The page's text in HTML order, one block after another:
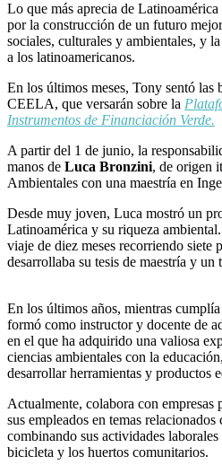
Lo que más aprecia de
por la construcción de un futuro
sociales, culturales y ambientales, y
a los latinoamericanos.
En los últimos meses, Tony sentó las
CEELA, que versarán sobre la
Instrumentos de Financiación Verde.
A partir del 1 de junio, la
manos de Luca Bronzini, de origen
Ambientales con una maestría en
Desde muy joven, Luca mostró un
Latinoamérica y su riqueza
viaje de diez meses recorriendo siete
desarrollaba su tesis de maestría y un
En los últimos años, mientras
formó como instructor y docente de
en el que ha adquirido una valiosa
ciencias ambientales con la
desarrollar herramientas y productos
Actualmente, colabora con empresas
sus empleados en temas
combinando sus actividades
bicicleta y los huertos comunitarios.